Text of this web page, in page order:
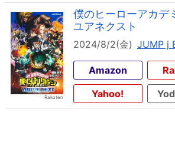
僕のヒーローアカデ
ユアネクスト
2024/8/2(金) JUMP j
Amazon
Yahoo!